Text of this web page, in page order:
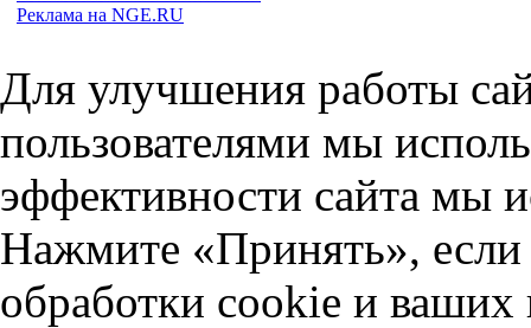
Реклама на NGE.RU
Для улучшения работы
пользователями мы
эффективности сайта мы
Нажмите «Принять», если
обработки cookie и